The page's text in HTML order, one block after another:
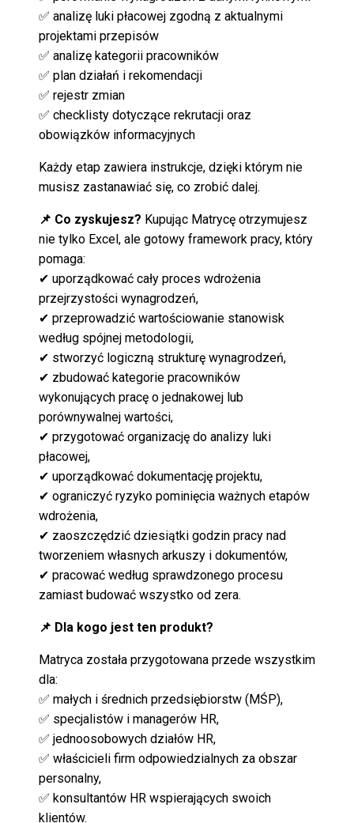
✅ analizę luki płacowej zgodną z aktualnymi
projektami przepisów
✅ analizę kategorii pracowników
✅ plan działań i rekomendacji
✅ rejestr zmian
✅ checklisty dotyczące rekrutacji oraz
obowiązków informacyjnych
Każdy etap zawiera instrukcje, dzięki którym nie
musisz zastanawiać się, co zrobić dalej.
📌 Co zyskujesz? Kupując Matrycę otrzymujesz
nie tylko Excel, ale gotowy framework pracy, który
pomaga:
✔ uporządkować cały proces wdrożenia
przejrzystości wynagrodzeń,
✔ przeprowadzić wartościowanie stanowisk
według spójnej metodologii,
✔ stworzyć logiczną strukturę wynagrodzeń,
✔ zbudować kategorie pracowników
wykonujących pracę o jednakowej lub
porównywalnej wartości,
✔ przygotować organizację do analizy luki
płacowej,
✔ uporządkować dokumentację projektu,
✔ ograniczyć ryzyko pominięcia ważnych etapów
wdrożenia,
✔ zaoszczędzić dziesiątki godzin pracy nad
tworzeniem własnych arkuszy i dokumentów,
✔ pracować według sprawdzonego procesu
zamiast budować wszystko od zera.
📌 Dla kogo jest ten produkt?
Matryca została przygotowana przede wszystkim
dla:
✅ małych i średnich przedsiębiorstw (MŚP),
✅ specjalistów i managerów HR,
✅ jednoosobowych działów HR,
✅ właścicieli firm odpowiedzialnych za obszar
personalny,
✅ konsultantów HR wspierających swoich
klientów.